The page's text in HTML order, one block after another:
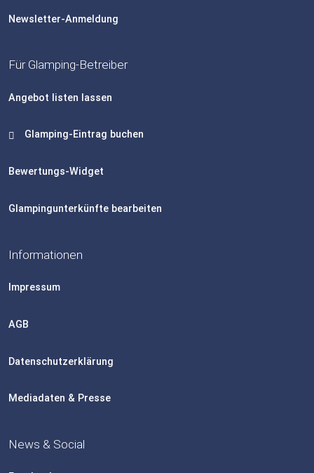
Newsletter-Anmeldung
Für Glamping-Betreiber
Angebot listen lassen
Glamping-Eintrag buchen
Bewertungs-Widget
Glampingunterkünfte bearbeiten
Informationen
Impressum
AGB
Datenschutzerklärung
Mediadaten & Presse
News & Social